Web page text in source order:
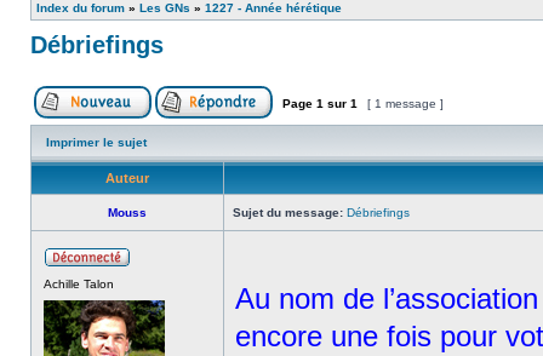
Index du forum » Les GNs » 1227 - Année hérétique
Débriefings
Page 1 sur 1 [ 1 message ]
Imprimer le sujet
Auteur
Mouss Sujet du message: Débriefings
Achille Talon
Au nom de
encore une fois pour